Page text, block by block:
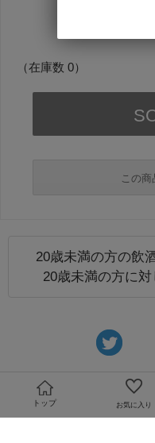
（在庫数 0）
この商
必須
20歳未満の方の飲
20歳未満の方に
トップ お気に入り